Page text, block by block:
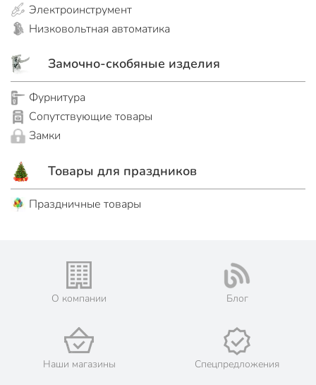
Электроинструмент
Низковольтная автоматика
Замочно-скобяные изделия
Фурнитура
Сопутствующие товары
Замки
Товары для праздников
Праздничные товары
О компании Блог
Наши магазины Спецпредложения